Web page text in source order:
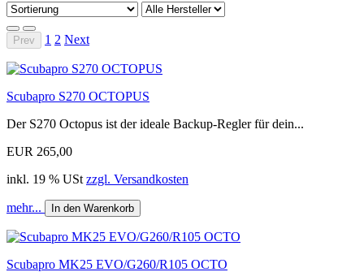
Prev 1 2 Next
Scubapro S270 OCTOPUS
Der S270 Octopus ist der ideale Backup-Regler für dein...
EUR 265,00
inkl. 19 % USt zzgl. Versandkosten
mehr... In den Warenkorb
Scubapro MK25 EVO/G260/R105 OCTO